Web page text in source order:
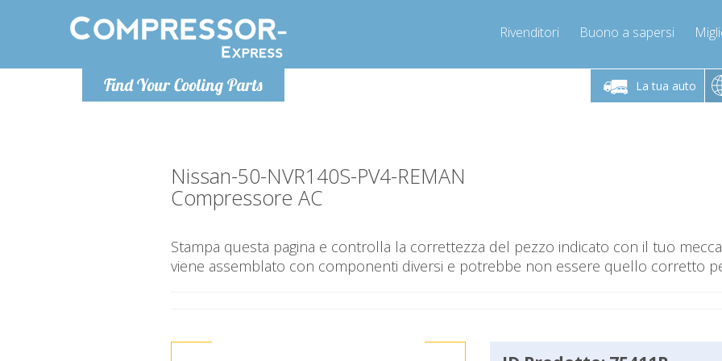
Find Your Cooling Parts
Rivenditori Buono a sapersi
La tua auto
Lunedì-Venerdì 9-12 / 14-17
Chiamaci!
+393278892946
Lunedì-
Nissan-50-NVR140S-PV4-REMAN
Compressore AC
Stampa questa pagina e controlla la correttezza del pezzo indicato con il tuo
viene assemblato con componenti diversi e potrebbe non essere quello corretto